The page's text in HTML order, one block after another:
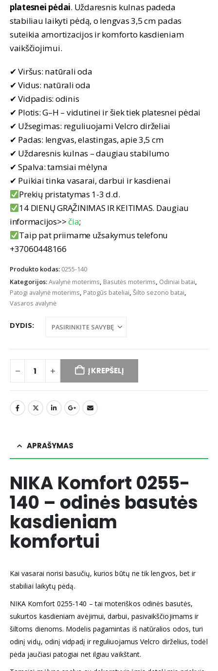
platesnei pėdai. Uždaresnis kulnas padeda
stabiliau laikyti pėdą, o lengvas 3,5 cm padas
suteikia amortizacijos ir komforto kasdieniam
vaikščiojimui.
✔ Viršus: natūrali oda
✔ Vidus: natūrali oda
✔ Vidpadis: odinis
✔ Plotis: G–H – vidutinei ir šiek tiek platesnei pėdai
✔ Užsegimas: reguliuojami Velcro dirželiai
✔ Padas: lengvas, elastingas, apie 3,5 cm
✔ Uždaresnis kulnas – daugiau stabilumo
✔ Spalva: tamsiai mėlyna
✔ Puikiai tinka vasarai, darbui ir kasdienai
Prekių pristatymas 1-3 d.d.
14 DIENŲ GRĄŽINIMAS IR KEITIMAS. Daugiau
informacijos>> čia;
Taip pat priimame užsakymus telefonu
+37060448166
Produkto kodas: 0255-140
Kategorijos:Avalynė moterims, Basutės moterims, Odiniai batai,
Patogi avalynė moterims, Patogūs bateliai, Šilto sezono batai,
Vasaros avalynė
DYDIS
Į KREPŠELĮ
APRAŠYMAS
NIKA Komfort 0255-
140 – odinės basutės
kasdieniam
komfortui
Kai vasarai norisi basučių, kurios būtų ne tik lengvos, bet ir
stabiliai laikytų pėdą.
NIKA Komfort 0255-140 – tai moteriškos odinės basutės,
sukurtos kasdieniam avėjimui, darbui, pasivaikščiojimams ir
šiltoms dienoms. Modelis pagamintas iš natūralios odos, turi
odinį vidų, odinį vidpadį ir reguliuojamus Velcro dirželius, todėl
pėda jaučiasi patogiai net ilgiau vaikštant.